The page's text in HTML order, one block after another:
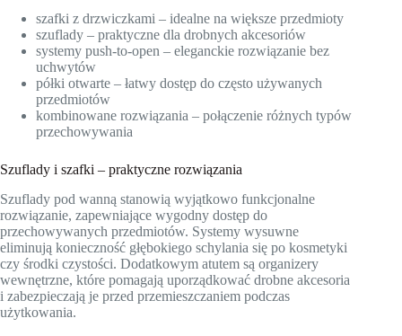
szafki z drzwiczkami – idealne na większe przedmioty
szuflady – praktyczne dla drobnych akcesoriów
systemy push-to-open – eleganckie rozwiązanie bez
uchwytów
półki otwarte – łatwy dostęp do często używanych
przedmiotów
kombinowane rozwiązania – połączenie różnych typów
przechowywania
Szuflady i szafki – praktyczne rozwiązania
Szuflady pod wanną stanowią wyjątkowo funkcjonalne
rozwiązanie, zapewniające wygodny dostęp do
przechowywanych przedmiotów. Systemy wysuwne
eliminują konieczność głębokiego schylania się po kosmetyki
czy środki czystości. Dodatkowym atutem są organizery
wewnętrzne, które pomagają uporządkować drobne akcesoria
i zabezpieczają je przed przemieszczaniem podczas
użytkowania.